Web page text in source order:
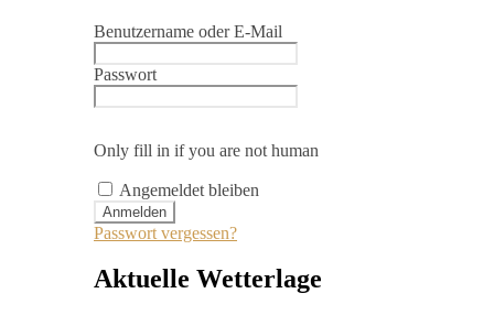
Benutzername oder E-Mail
Passwort
Only fill in if you are not human
Angemeldet bleiben
Passwort vergessen?
Aktuelle Wetterlage